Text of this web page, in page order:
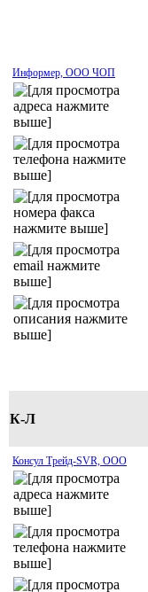
Информер, ООО ЧОП
К-Л
Консул Трейд-SVR, ООО